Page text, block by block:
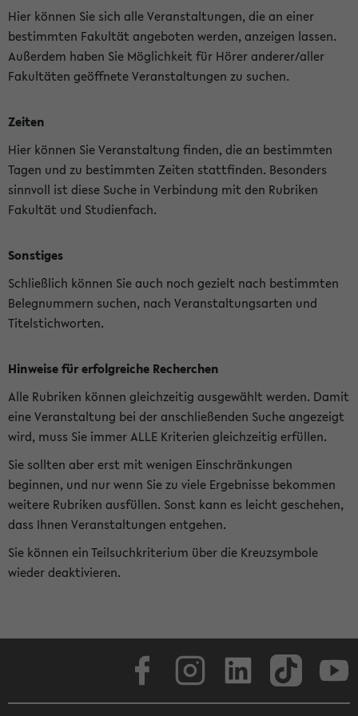
Hier können Sie sich alle Veranstaltungen, die an einer
bestimmten Fakultät angeboten werden, anzeigen lassen.
Außerdem haben Sie Möglichkeit für Hörer anderer/aller
Fakultäten geöffnete Veranstaltungen zu suchen.
Zeiten
Hier können Sie Veranstaltung finden, die an bestimmten
Tagen und zu bestimmten Zeiten stattfinden. Besonders
sinnvoll ist diese Suche in Verbindung mit den Rubriken
Fakultät und Studienfach.
Sonstiges
Schließlich können Sie auch noch gezielt nach bestimmten
Belegnummern suchen, nach Veranstaltungsarten und
Titelstichworten.
Hinweise für erfolgreiche Recherchen
Alle Rubriken können gleichzeitig ausgewählt werden. Damit
eine Veranstaltung bei der anschließenden Suche angezeigt
wird, muss Sie immer ALLE Kriterien gleichzeitig erfüllen.
Sie sollten aber erst mit wenigen Einschränkungen
beginnen, und nur wenn Sie zu viele Ergebnisse bekommen
weitere Rubriken ausfüllen. Sonst kann es leicht geschehen,
dass Ihnen Veranstaltungen entgehen.
Sie können ein Teilsuchkriterium über die Kreuzsymbole
wieder deaktivieren.